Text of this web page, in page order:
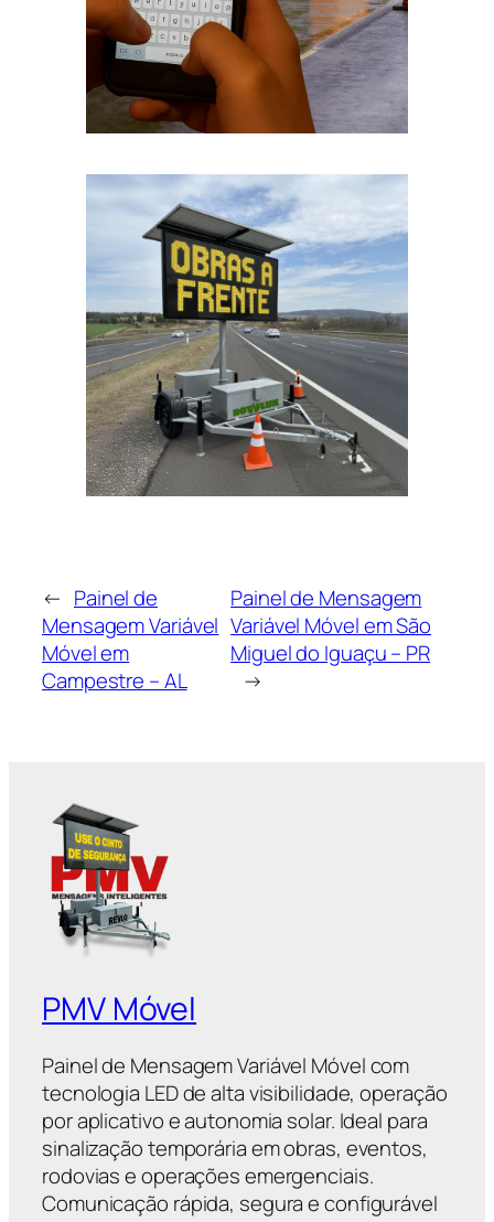
← Painel de
Mensagem Variável
Móvel em
Campestre – AL
Painel de Mensagem
Variável Móvel em São
Miguel do Iguaçu – PR
→
PMV Móvel
Painel de Mensagem Variável Móvel com
tecnologia LED de alta visibilidade, operação
por aplicativo e autonomia solar. Ideal para
sinalização temporária em obras, eventos,
rodovias e operações emergenciais.
Comunicação rápida, segura e configurável